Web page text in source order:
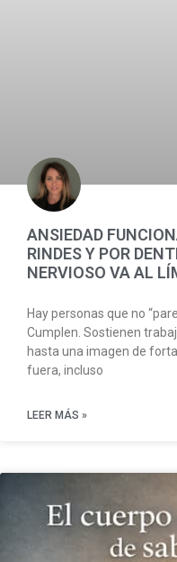
ANSIEDAD
RINDES Y POR
NERVIOSO VA AL
Hay personas que no
Cumplen. Sostienen
hasta una imagen de
fuera, incluso
LEER MÁS »